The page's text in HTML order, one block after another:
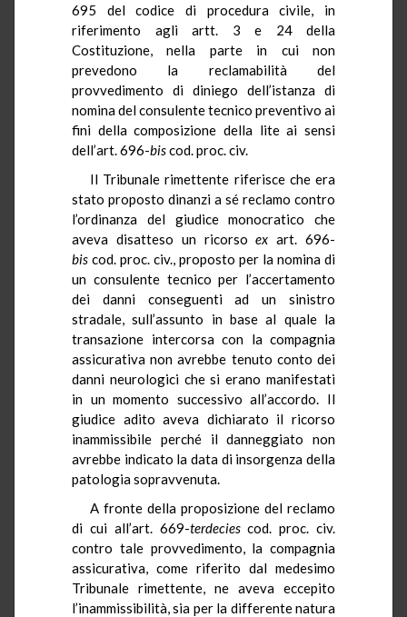
695 del codice di procedura civile, in
riferimento agli artt. 3 e 24 della
Costituzione, nella parte in cui non
prevedono la reclamabilità del
provvedimento di diniego dell’istanza di
nomina del consulente tecnico preventivo ai
fini della composizione della lite ai sensi
dell’art. 696-biscod. proc. civ.
Il Tribunale rimettente riferisce che era
stato proposto dinanzi a sé reclamo contro
l’ordinanza del giudice monocratico che
aveva disatteso un ricorsoex art. 696-
bis cod. proc. civ., proposto per la nomina di
un consulente tecnico per l’accertamento
dei danni conseguenti ad un sinistro
stradale, sull’assunto in base al quale la
transazione intercorsa con la compagnia
assicurativa non avrebbe tenuto conto dei
danni neurologici che si erano manifestati
in un momento successivo all’accordo. Il
giudice adito aveva dichiarato il ricorso
inammissibile perché il danneggiato non
avrebbe indicato la data di insorgenza della
patologia sopravvenuta.
A fronte della proposizione del reclamo
di cui all’art. 669-terdeciescod. proc. civ.
contro tale provvedimento, la compagnia
assicurativa, come riferito dal medesimo
Tribunale rimettente, ne aveva eccepito
l’inammissibilità, sia per la differente natura